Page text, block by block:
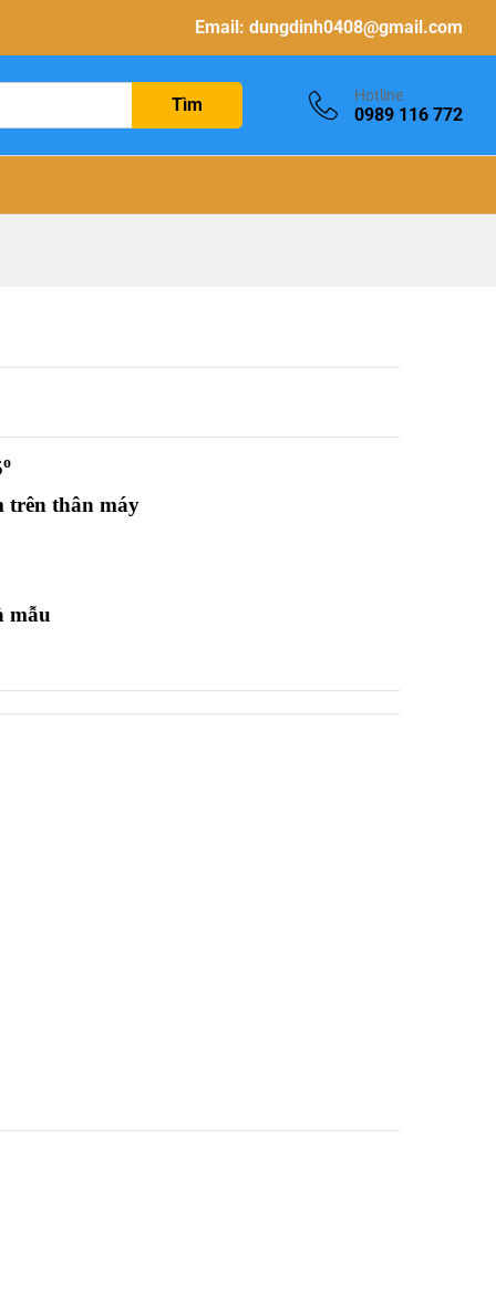
Email: dungdinh0408@gmail.com
Tìm Hotline
0989 116 772
o
trên thân máy
mẫu